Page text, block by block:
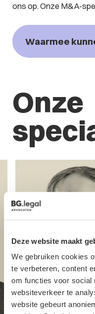
Deze website maakt
We gebruiken cookies
te verbeteren, content
om functies voor social
websiteverkeer te
website gebeurt
ons op. Onze M&A-
Waarmee
Onze